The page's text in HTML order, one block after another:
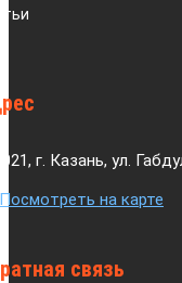
г. Казань, ул.
Посмотреть на карте
связь